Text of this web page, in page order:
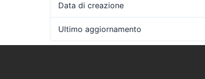
Data di creazione
Ultimo aggiornamento